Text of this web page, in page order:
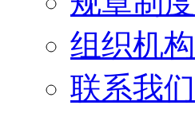
组织机构
联系我们